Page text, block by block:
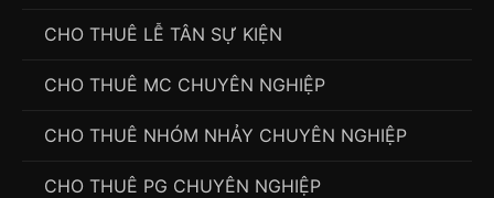
CHO THUÊ LỄ TÂN SỰ KIỆN
CHO THUÊ MC CHUYÊN NGHIỆP
CHO THUÊ NHÓM NHẢY CHUYÊN NGHIỆP
CHO THUÊ PG CHUYÊN NGHIỆP